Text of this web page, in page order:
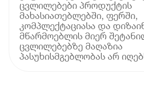
ცვლილებები პროდუქტის
მახასიათებლებში, ფერში,
კომპლექტაციასა და
მწარმოებლის მიერ
ცვლილებებზე მაღაზია
პასუხისმგებლობას არ